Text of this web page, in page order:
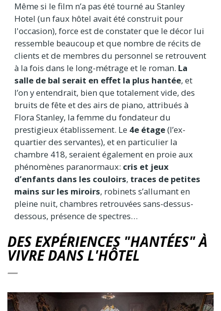
Même si le film n’a pas été tourné au Stanley
Hotel (un faux hôtel avait été construit pour
l'occasion), force est de constater que le décor lui
ressemble beaucoup et que nombre de récits de
clients et de membres du personnel se retrouvent
à la fois dans le long-métrage et le roman. La
salle de bal serait en effet la plus hantée, et
l’on y entendrait, bien que totalement vide, des
bruits de fête et des airs de piano, attribués à
Flora Stanley, la femme du fondateur du
prestigieux établissement. Le 4e étage(l’ex-
quartier des servantes), et en particulier la
chambre 418, seraient également en proie aux
phénomènes paranormaux: cris et jeux
d’enfants dans les couloirs, traces de petites
mains sur les miroirs, robinets s’allumant en
pleine nuit, chambres retrouvées sans-dessus-
dessous, présence de spectres…
DES EXPÉRIENCES "HANTÉES" À
VIVRE DANS L'HÔTEL